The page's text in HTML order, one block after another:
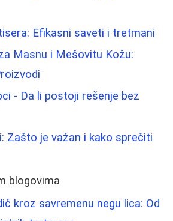
Efikasni saveti i tretmani
Masnu i Mešovitu Kožu:
- Da li postoji rešenje bez
Zašto je važan i kako sprečiti
blogovima
kroz savremenu negu lica: Od